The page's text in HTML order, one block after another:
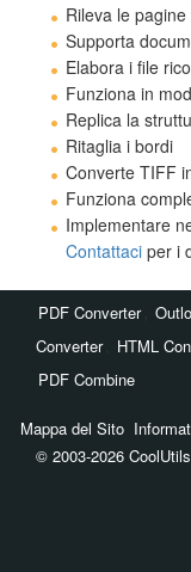
Rileva le
Supporta
Elabora i file
Funziona in
Replica la
Ritaglia i bordi
Converte TIFF
Funziona
Implementare
Contattaci per i
PDF Converter
Converter
HTML
PDF Combine
Mappa del Sito
© 2003-2026